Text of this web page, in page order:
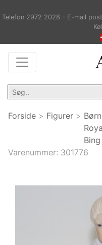
Telefon 2972 2028 - E-mail
Forside > Figurer > Børn
Varenummer: 301776